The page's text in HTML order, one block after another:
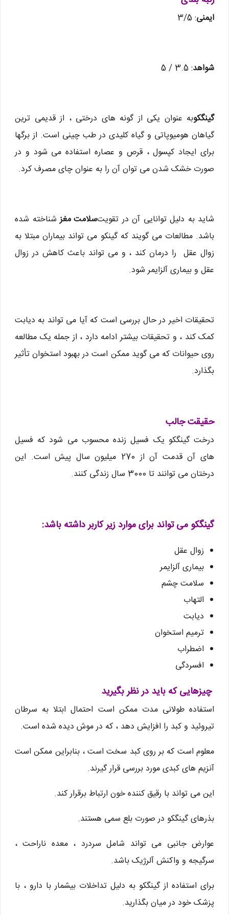
ایمنی: 3/5
شواهد: 3.5 / 5
گینگکوبه عنوان یکی از گونه های درختی ، از قدیمی ترین
گیاهان هومیوپاتی و گیاه کلیدی در طب چینی است. از برگها
برای ایجاد کپسول ، قرص و عصاره استفاده می شود و در
صورت خشک شدن می توان آن را به عنوان چای مصرف کرد.
شاید به دلیل توانایی آن در تقویتسلامت مغزشناخته شده
باشد. مطالعات می گویند که گینکو می تواند بیماران مبتلا به
زوال عقل را درمان کند ، و می تواند باعث کاهش در زوال
عقل و بیماری آلزایمر شود.
تحقیقات اخیر در حال بررسی است که آیا می تواند به دیابت
کمک کند ، و تحقیقات بیشتر ادامه دارد ، از جمله یک مطالعه
روی حیوانات که می گوید ممکن است در بهبود استخوان تأثیر
بگذارد.
حقیقت جالب
درخت گینگکو یک فسیل زنده محسوب می شود که فسیل
های آن قدمت آن از 270 میلیون سال پیش است. این
درختان می توانند تا 3000 سال زندگی کنند.
گینگکو می تواند برای موارد زیر کاربر داشته باشد:
زوال عقل
بیماری آلزایمر
سلامت چشم
التهاب
دیابت
ترمیم استخوان
اضطراب
افسردگی
چیزهایی که باید در نظر بگیرید
استفاده طولانی مدت ممکن است احتمال ابتلا به سرطان
تیروئید و کبد را افزایش دهد ، که در موش دیده شده است.
معلوم است که بر روی کبد سخت است ، بنابراین ممکن است
آنزیم های کبدی مورد بررسی قرار گیرند.
این می تواند با رقیق کننده خون ارتباط برقرار کند.
بذرهای گینگکو در صورت بلع سمی هستند.
عوارض جانبی می تواند شامل سردرد ، معده ناراحت ،
سرگیجه و واکنش آلرژیک باشد.
برای استفاده از گینگکو به دلیل تداخلات بیشمار با دارو ، با
پزشک خود در میان بگذارید.